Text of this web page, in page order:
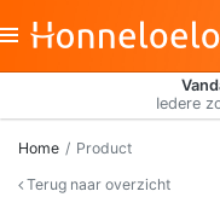
Iedere
Home
Product
Terug naar overzicht